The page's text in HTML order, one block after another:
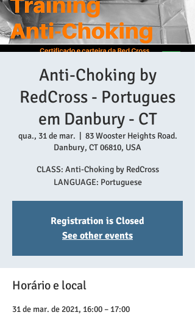
Anti-Choking by
RedCross - Portugues
em Danbury - CT
qua., 31 de mar.
83 Wooster Heights Road.
Danbury, CT 06810, USA
CLASS: Anti-Choking by RedCross
LANGUAGE: Portuguese
Registration is Closed
See other events
Horário e local
31 de mar. de 2021, 16:00 – 17:00